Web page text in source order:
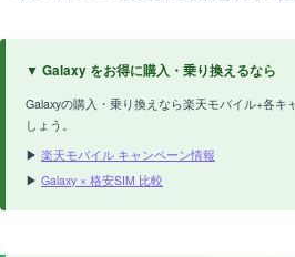
▼ Galaxy をお得に購入・乗り換えるなら
Galaxyの購入・乗り換えなら楽天モバイル+各キ
しょう。
▶ 楽天モバイル キャンペーン情報
▶ Galaxy × 格安SIM 比較